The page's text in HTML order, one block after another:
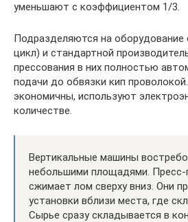
уменьшают с коэффициентом 1/3.
Подразделяются на оборудование
цикл) и стандартной
прессования в них полностью
подачи до обвязки кип
экономичны, используют
количестве.
Вертикальные машины
небольшими площадями. Пресс-
сжимает лом сверху вниз. Они
установки вблизи места, где
Сырье сразу складывается в